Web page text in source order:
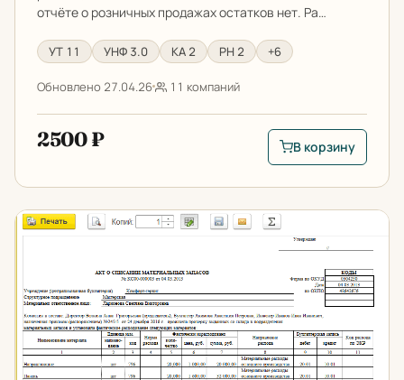
отчёте о розничных продажах остатков нет. Ра…
УТ 11 УНФ 3.0 КА 2 РН 2 +6
Обновлено 27.04.26 11 компаний
2500 ₽
В корзину: Отчет о
В корзину